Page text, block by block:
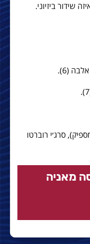
שיחק מספיק), סרג׳י רוברטו
מאניה